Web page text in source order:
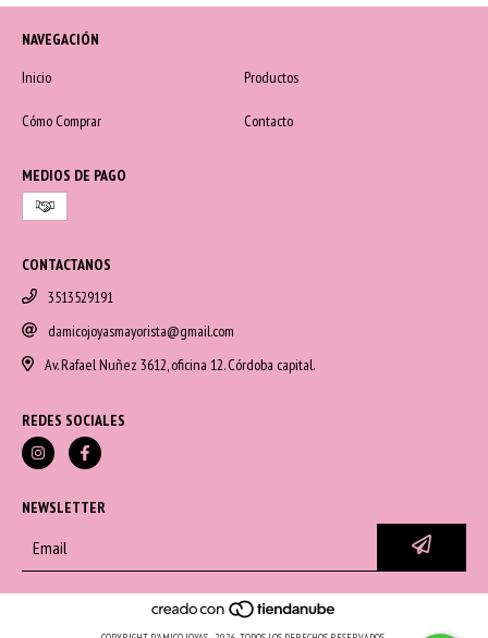
NAVEGACIÓN
Inicio
Productos
Cómo Comprar Contacto
MEDIOS DE PAGO
CONTACTANOS
3513529191
damicojoyasmayorista@gmail.com
Av. Rafael Nuñez 3612, oficina 12. Córdoba capital.
REDES SOCIALES
NEWSLETTER